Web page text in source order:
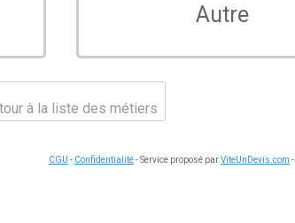
Autre
à la liste des métiers
CGU - Confidentialité- Service proposé parViteUnDevis.com -